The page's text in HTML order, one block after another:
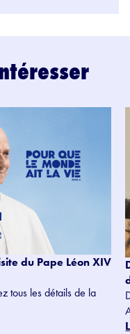
du Pape Léon XIV
tous les détails de la